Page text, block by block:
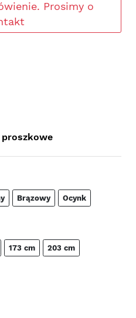
Prosimy o
Brązowy Ocynk
173 cm 203 cm